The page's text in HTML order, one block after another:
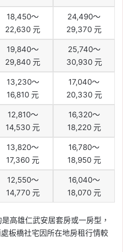
18,450～
22,630 元
24,490～
29,370 元
19,840～
29,840 元
25,740～
30,930 元
13,230～
16,810 元
17,040～
20,330 元
12,810～
14,530 元
16,320～
18,220 元
13,820～
17,360 元
16,780～
18,950 元
12,550～
14,770 元
16,040～
18,070 元
高雄仁武安居套房或一房型，
板橋社宅因所在地房租行情較